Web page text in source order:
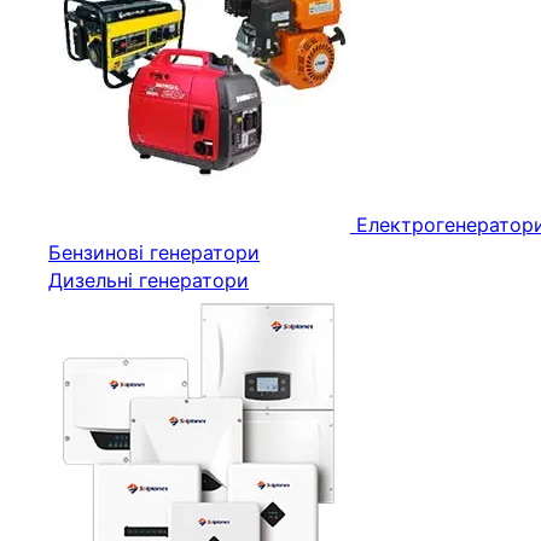
Бензинові генератори
Дизельні генератори